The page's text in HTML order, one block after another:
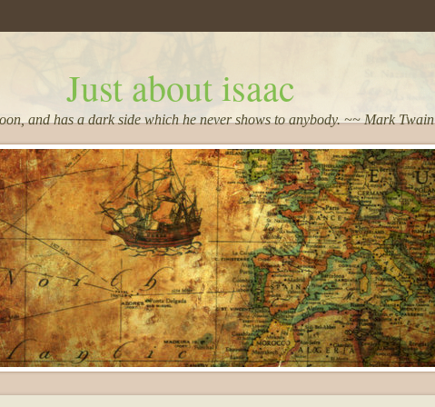
Just about isaac
and has a dark side which he never shows to anybody. ~~ Mark Twain